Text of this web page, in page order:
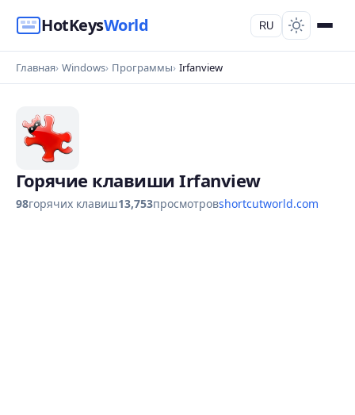
HotKeysWorld RU
Главная Windows Программы Irfanview
Горячие клавиши Irfanview
98горячих клавиш13,753просмотровshortcutworld.com